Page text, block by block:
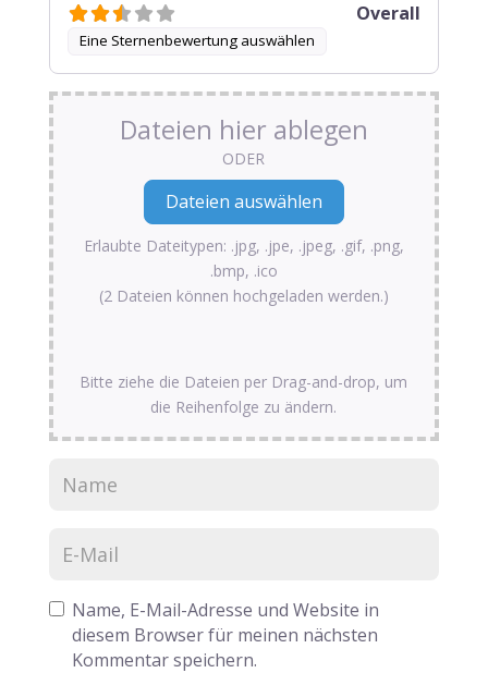
Eine Sternenbewertung auswählen
Overall
Dateien hier ablegen
ODER
Erlaubte Dateitypen: .jpg, .jpe, .jpeg, .gif, .png,
.bmp, .ico
(2 Dateien können hochgeladen werden.)
Bitte ziehe die Dateien per Drag-and-drop, um
die Reihenfolge zu ändern.
Name, E-Mail-Adresse und Website in
diesem Browser für meinen nächsten
Kommentar speichern.